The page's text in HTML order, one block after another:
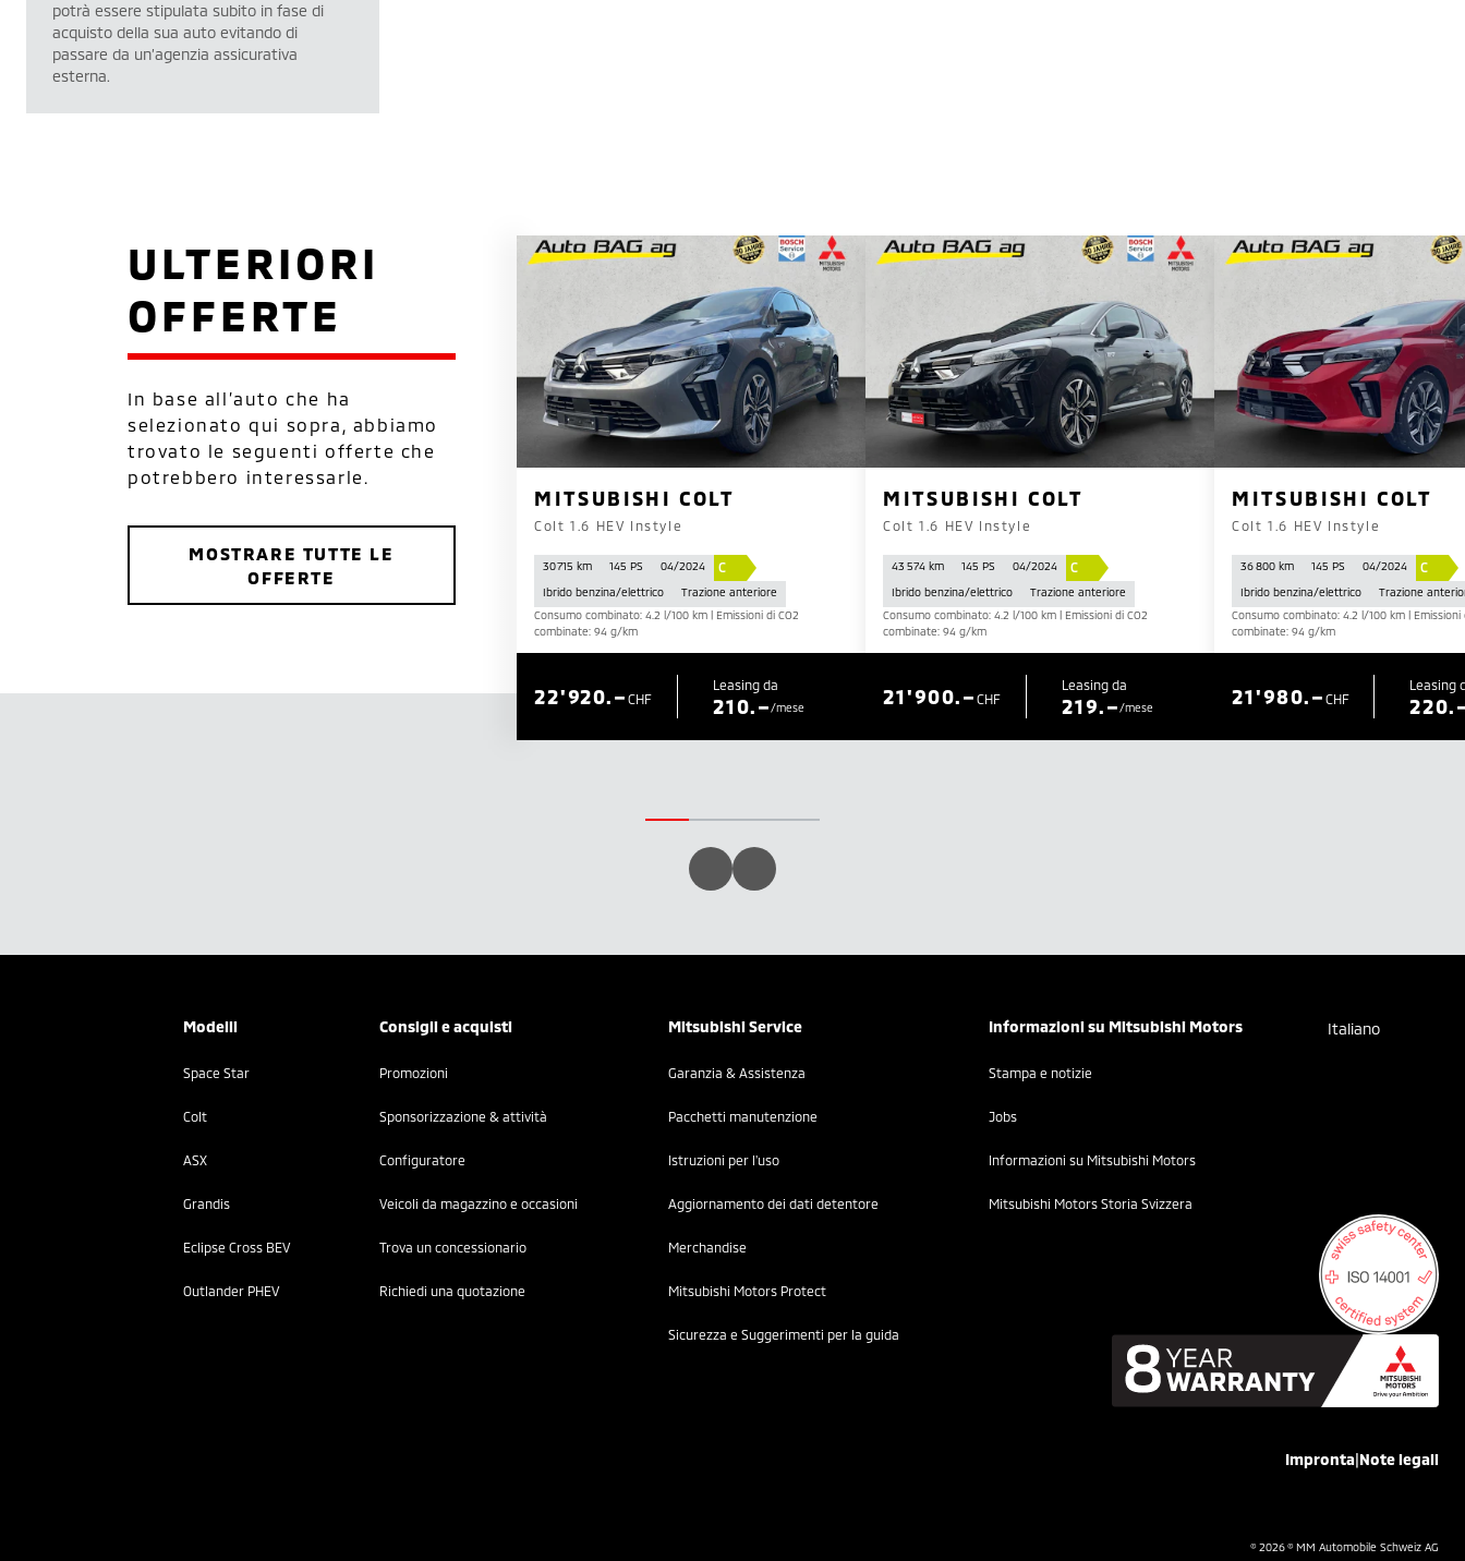
potrà essere stipulata subito in fase di
acquisto della sua auto evitando di
passare da un’agenzia assicurativa
esterna.
ULTERIORI
OFFERTE
In base all’auto che ha
selezionato qui sopra, abbiamo
trovato le seguenti offerte che
potrebbero interessarle.
MOSTRARE TUTTE LE
OFFERTE
MITSUBISHI COLT
Colt 1.6 HEV Instyle
30 715 km 145 PS 04/2024 C
Ibrido benzina/elettrico
Trazione anteriore
Consumo combinato: 4.2 l/100 km | Emissioni di CO2
combinate: 94 g/km
CHF
22'920.– Leasing da
210.–/mese
MITSUBISHI COLT
Colt 1.6 HEV Instyle
43 574 km 145 PS 04/2024 C
Ibrido benzina/elettrico
Trazione anteriore
Consumo combinato: 4.2 l/100 km | Emissioni di CO2
combinate: 94 g/km
CHF
21'900.– Leasing da
219.–/mese
MITSUBISHI COLT
Colt 1.6 HEV Instyle
36 800 km 145 PS 04/2024 C
Ibrido benzina/elettrico
Trazione
Consumo combinato: 4.2 l/100 km | Emissioni
combinate: 94 g/km
CHF
21'980.– Leasing
Modelli
Space Star
Colt
ASX
Grandis
Eclipse Cross BEV
Outlander PHEV
Consigli e acquisti
Promozioni
Sponsorizzazione & attività
Configuratore
Veicoli da magazzino e occasioni
Trova un concessionario
Richiedi una quotazione
Mitsubishi Service
Garanzia & Assistenza
Pacchetti manutenzione
Istruzioni per l'uso
Aggiornamento dei dati detentore
Merchandise
Mitsubishi Motors Protect
Sicurezza e Suggerimenti per la guida
Informazioni su Mitsubishi Motors
Stampa e notizie
Jobs
Informazioni su Mitsubishi Motors
Mitsubishi Motors Storia Svizzera
Italiano
Impronta|Note legali
© 2026 © MM Automobile Schweiz AG